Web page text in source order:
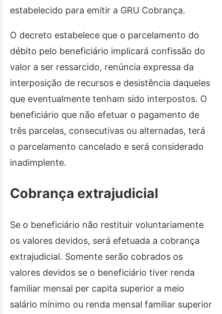
estabelecido para emitir a GRU Cobrança.
O decreto estabelece que o parcelamento do
débito pelo beneficiário implicará confissão do
valor a ser ressarcido, renúncia expressa da
interposição de recursos e desistência daqueles
que eventualmente tenham sido interpostos. O
beneficiário que não efetuar o pagamento de
três parcelas, consecutivas ou alternadas, terá
o parcelamento cancelado e será considerado
inadimplente.
Cobrança extrajudicial
Se o beneficiário não restituir voluntariamente
os valores devidos, será efetuada a cobrança
extrajudicial. Somente serão cobrados os
valores devidos se o beneficiário tiver renda
familiar mensal per capita superior a meio
salário mínimo ou renda mensal familiar superior